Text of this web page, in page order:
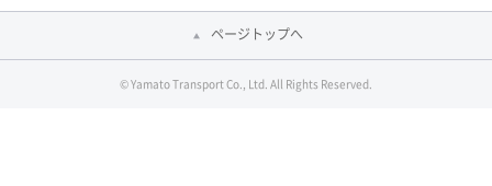
ページトップへ
© Yamato Transport Co., Ltd. All Rights Reserved.